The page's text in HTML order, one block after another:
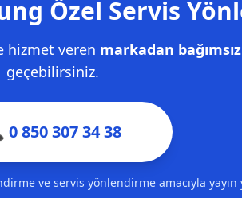
Özel Servis
hizmet veren markadan
geçebilirsiniz.
0 850 307 34 38
ve servis yönlendirme amacıyla yayın